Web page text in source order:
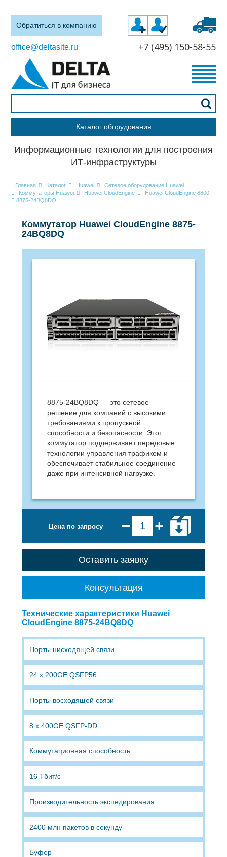
Обратиться в компанию
office@deltasite.ru +7 (495) 150-58-55
Каталог оборудования
Информационные технологии для построения
ИТ-инфраструктуры
Главная Каталог Huawei
Сетевое оборудование Huawei
Коммутаторы Huawei
Huawei CloudEngine
Huawei CloudEngine 8800
8875-24BQ8DQ
Коммутатор Huawei CloudEngine 8875-
24BQ8DQ
8875-24BQ8DQ — это сетевое
решение для компаний с высокими
требованиями к пропускной
способности и безопасности. Этот
коммутатор поддерживает передовые
технологии управления трафиком и
обеспечивает стабильное соединение
даже при интенсивной нагрузке.
Цена по запросу
Оставить заявку
Консультация
Технические характеристики Huawei
CloudEngine 8875-24BQ8DQ
Порты нисходящей связи
24 x 200GE QSFP56
Порты восходящей связи
8 x 400GE QSFP-DD
Коммутационная способность
16 Тбит/с
Производительность экспедирования
2400 млн пакетов в секунду
Буфер